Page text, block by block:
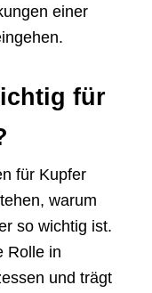
einer
für
für Kupfer
warum
so wichtig ist.
Rolle in
und trägt